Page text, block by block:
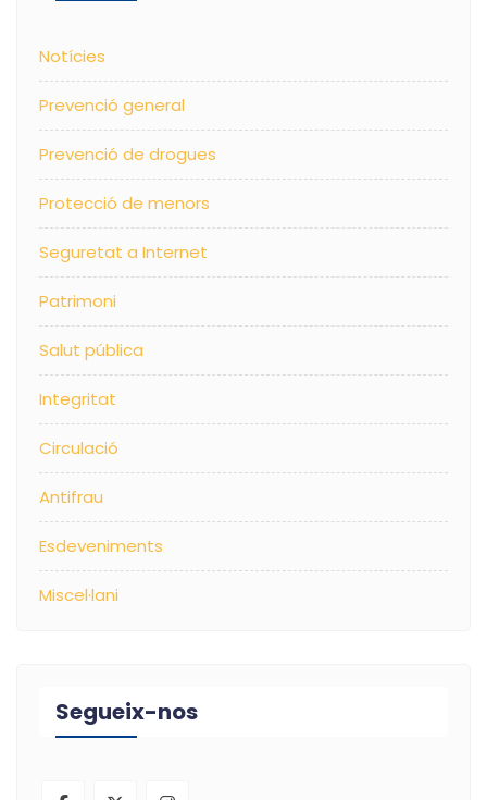
Notícies
Prevenció general
Prevenció de drogues
Protecció de menors
Seguretat a Internet
Patrimoni
Salut pública
Integritat
Circulació
Antifrau
Esdeveniments
Miscel·lani
Segueix-nos